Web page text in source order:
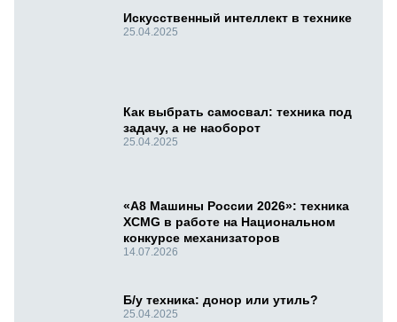
Искусственный интеллект в технике
25.04.2025
Как выбрать самосвал: техника под
задачу, а не наоборот
25.04.2025
«А8 Машины России 2026»: техника
XCMG в работе на Национальном
конкурсе механизаторов
14.07.2026
Б/у техника: донор или утиль?
25.04.2025